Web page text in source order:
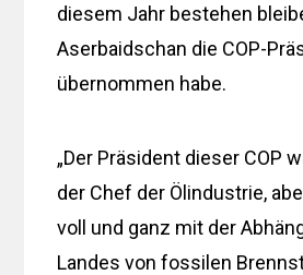
diesem Jahr bestehen
Aserbaidschan die COP-
übernommen habe.
„Der Präsident dieser COP
der Chef der Ölindustrie,
voll und ganz mit der
Landes von fossilen